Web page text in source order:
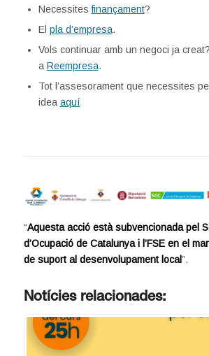
Necessitesfinançament?
El pla d’empresa.
Vols continuar amb un negoci ja
a Reempresa.
Tot l’assesorament que necessites
idea aquí
“Aquesta acció està subvencionada pel
d’Ocupació de Catalunya i l’FSE en el
de suport al desenvolupament local”.
Notícies relacionades: